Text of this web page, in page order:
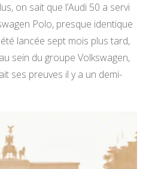
on sait que l’Audi 50 a servi
Polo, presque identique
lancée sept mois plus tard,
sein du groupe Volkswagen,
ses preuves il y a un demi-